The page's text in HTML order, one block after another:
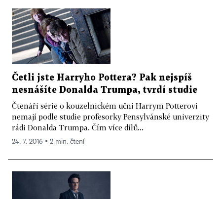
Četli jste Harryho Pottera? Pak nejspíš
nesnášíte Donalda Trumpa, tvrdí studie
Čtenáři série o kouzelnickém učni Harrym Potterovi
nemají podle studie profesorky Pensylvánské univerzity
rádi Donalda Trumpa. Čím více dílů...
24. 7. 2016 ▪ 2 min. čtení